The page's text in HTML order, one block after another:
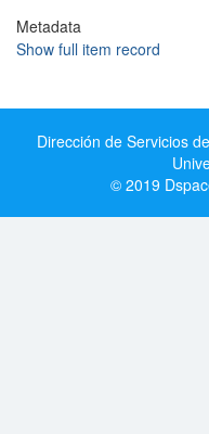
Metadata
Show full item record
Dirección de Servicios
© 2019